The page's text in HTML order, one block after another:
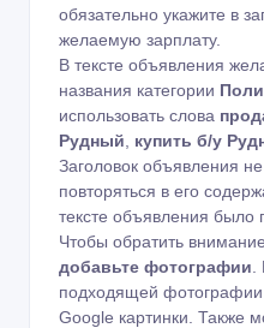
обязательно укажите в
желаемую зарплату.
В тексте объявления
названия категории
использовать слова
Рудный
купить б/у
Заголовок объявления
повторяться в его
тексте объявления было
Чтобы обратить
добавьте фотографии
подходящей фотографии
Google картинки . Также